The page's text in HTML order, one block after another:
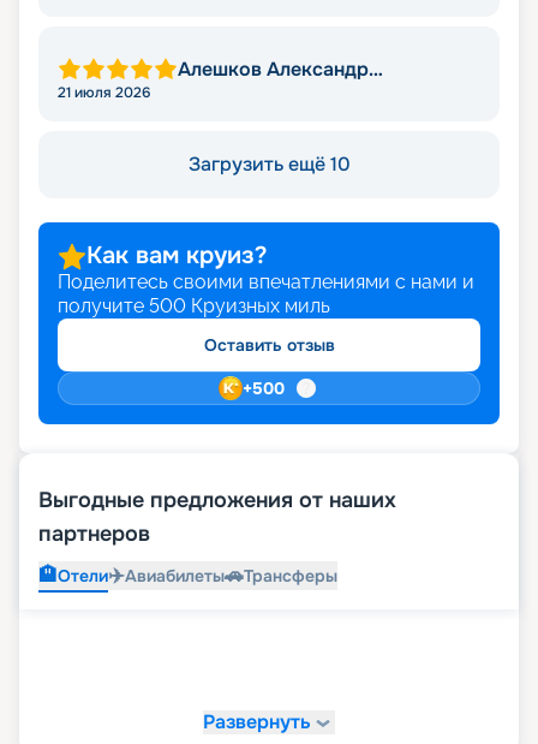
Алешков Александр
21 июля 2026
Загрузить ещё 10
Как вам круиз?
Поделитесь своими впечатлениями с нами и
получите 500 Круизных миль
Оставить отзыв
+500
Выгодные предложения от наших
партнеров
🏨Отели✈️Авиабилеты🚗Трансферы
Развернуть